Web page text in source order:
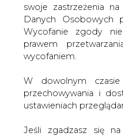
swoje zastrzeżenia
Danych Osobowych
Wycofanie zgody
prawem
wycofaniem.
W dowolnym
przechowywania i
ustawieniach
Jeśli zgadzasz się
Nie wiadomo jeszcze,
Elektrowni Opole o dwa
Nie wiadomo także,
inwestycji, poza PGE.
Wicepremier, minister
mówił w piątek
potrzebna nie PGE, a
wyłączyć bloki o łącznej